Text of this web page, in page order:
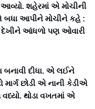
આવ્યો. શહેરમાં એ મોચીની
બધા આપીને મોચીને કહે :
દેખીને આંધળો પણ ઓવારી
બનાવી દીધા. એ લઈને
માર્ગ છોડી એ નાની કેડીએ
થોડા વખતમાં એ